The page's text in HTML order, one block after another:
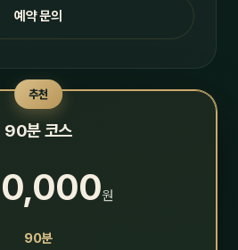
예약 문의
추천
90분 코스
원
90분